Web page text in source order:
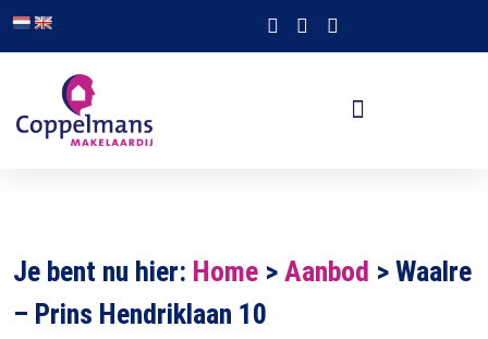
Je bent nu hier: Home > Aanbod > Waalre
– Prins Hendriklaan 10